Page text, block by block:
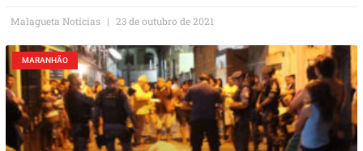
Malagueta Notícias 23 de outubro de 2021
MARANHÃO